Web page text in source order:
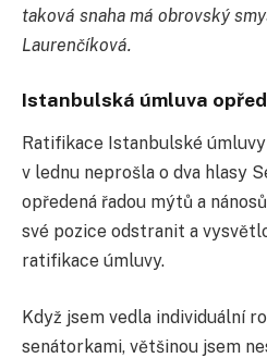
taková snaha má obrovský
Laurenčíková.
Istanbulská úmluva
Ratifikace Istanbulské
v lednu neprošla o dva hlasy
opředená řadou mýtů a
své pozice odstranit a
ratifikace úmluvy.
Když jsem vedla individuální
senátorkami, většinou jsem